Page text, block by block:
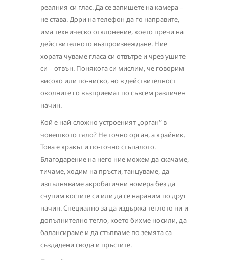
реалния си глас. Да се запишете на камера –
не става. Дори на телефон да го направите,
има техническо отклонение, което пречи на
действителното възпроизвеждане. Ние
хората чуваме гласа си отвътре и чрез ушите
си – отвън. Понякога си мислим, че говорим
високо или по-ниско, но в действителност
околните го възприемат по съвсем различен
начин.
Кой е най-сложно устроеният „орган“ в
човешкото тяло? Не точно орган, а крайник.
Това е кракът и по-точно стъпалото.
Благодарение на него ние можем да скачаме,
тичаме, ходим на пръсти, танцуваме, да
изпълняваме акробатични номера без да
счупим костите си или да се нараним по друг
начин. Специално за да издържа теглото ни и
допълнително тегло, което бихме носили, да
балансираме и да стъпваме по земята са
създадени свода и пръстите.